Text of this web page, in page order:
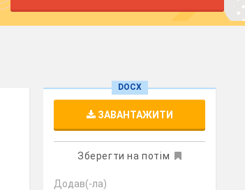
DOCX
ЗАВАНТАЖИТИ
Зберегти на потім
Додав(-ла)